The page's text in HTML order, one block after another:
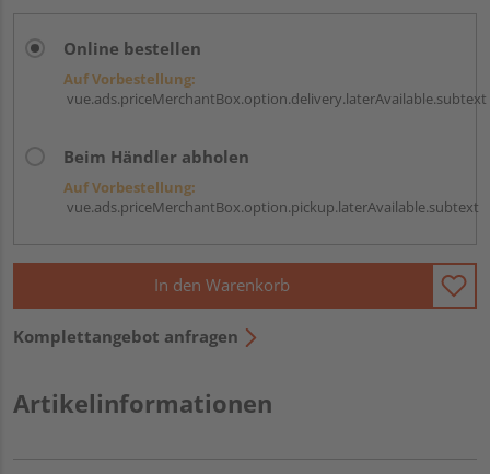
Online bestellen
Auf Vorbestellung:
vue.ads.priceMerchantBox.option.delivery.laterAvailable.subtext
Beim Händler abholen
Auf Vorbestellung:
vue.ads.priceMerchantBox.option.pickup.laterAvailable.subtext
In den Warenkorb
Komplettangebot anfragen
Artikelinformationen